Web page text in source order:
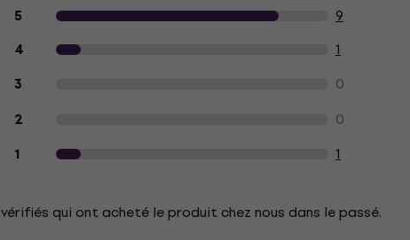
Avis des clients sur le produit
5 9
4 1
3 0
2 0
1 1
qui ont acheté le produit chez nous dans le passé.